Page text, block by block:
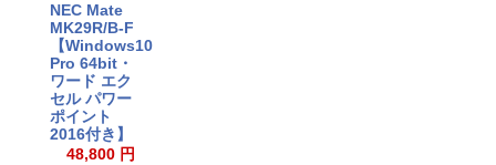
NEC Mate
MK29R/B-F
【Windows10
Pro 64bit・
ワード エク
セル パワー
ポイント
2016付き】
48,800 円